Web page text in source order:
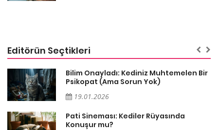
Editörün Seçtikleri
Bilim Onayladı: Kediniz Muhtemelen Bir
Psikopat (Ama Sorun Yok)
19.01.2026
Pati Sineması: Kediler Rüyasında
Konuşur mu?